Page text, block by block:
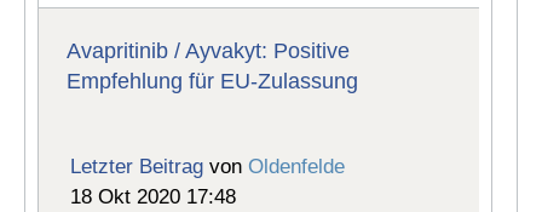
Avapritinib / Ayvakyt: Positive
Empfehlung für EU-Zulassung
Letzter Beitrag vonOldenfelde
18 Okt 2020 17:48